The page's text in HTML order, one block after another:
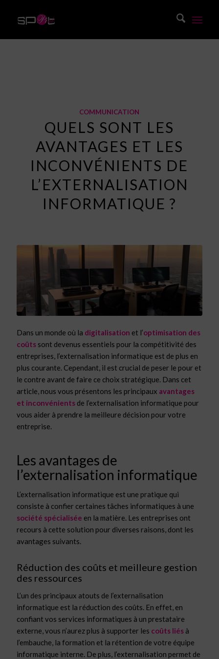
COMMUNICATION
QUELS SONT LES
AVANTAGES ET LES
INCONVÉNIENTS DE
L’EXTERNALISATION
INFORMATIQUE ?
Dans un monde où la digitalisation et l’optimisation des
coûtssont devenus essentiels pour la compétitivité des
entreprises, l’externalisation informatique est de plus en
plus courante. Cependant, il est crucial de peser le pour et
le contre avant de faire ce choix stratégique. Dans cet
article, nous vous présentons les principaux avantages
et inconvénientsde l’externalisation informatique pour
vous aider à prendre la meilleure décision pour votre
entreprise.
Les avantages de
l’externalisation informatique
L’externalisation informatique est une pratique qui
consiste à confier certaines tâches informatiques à une
société spécialisée en la matière. Les entreprises ont
recours à cette solution pour diverses raisons, dont les
avantages suivants.
Réduction des coûts et meilleure gestion
des ressources
L’un des principaux atouts de l’externalisation
informatique est la réduction des coûts. En effet, en
confiant vos services informatiques à un prestataire
externe, vous n’aurez plus à supporter les coûts liésà
l’embauche, la formation et la rétention de votre équipe
informatique interne. De plus, l’externalisation permet de